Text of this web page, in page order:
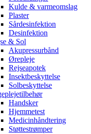
Kulde & varmeomslag
Plaster
Sårdesinfektion
Desinfektion
& Sol
Akupressurbånd
Ørepleje
Rejseapotek
Insektbeskyttelse
Solbeskyttelse
Handsker
Hjemmetest
Medicinhåndtering
Støttestrømper